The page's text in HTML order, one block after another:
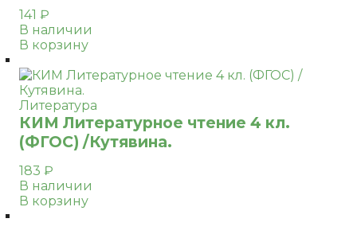
141 ₽
В наличии
В корзину
Литература
КИМ Литературное чтение 4 кл.
(ФГОС) /Кутявина.
183 ₽
В наличии
В корзину